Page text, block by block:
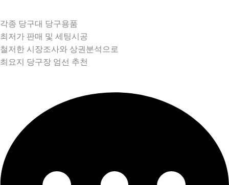
각종 당구대 당구용품
최저가 판매 및 세팅시공
철저한 시장조사와 상권분석으로
최요지 당구장 엄선 추천